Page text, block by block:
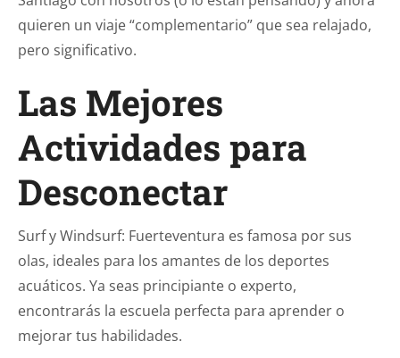
quieren un viaje “complementario” que sea relajado,
pero significativo.
Las Mejores
Actividades para
Desconectar
Surf y Windsurf: Fuerteventura es famosa por sus
olas, ideales para los amantes de los deportes
acuáticos. Ya seas principiante o experto,
encontrarás la escuela perfecta para aprender o
mejorar tus habilidades.